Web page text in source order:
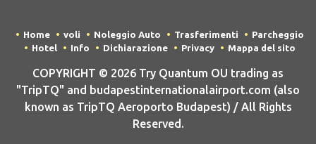
Home voli Noleggio Auto Trasferimenti
Parcheggio
Hotel
Info Dichiarazione Privacy Mappa del sito
COPYRIGHT © 2026 Try Quantum OU trading as
"TripTQ" and budapestinternationalairport.com (also
known as TripTQ Aeroporto Budapest) / All Rights
Reserved.